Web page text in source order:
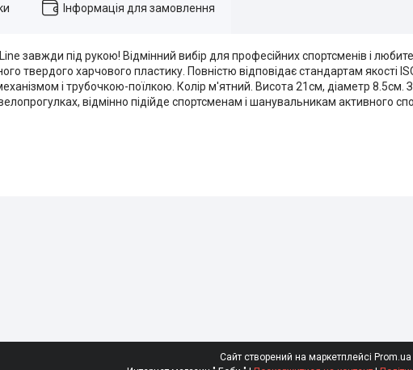
Інформація для замовлення
завжди під рукою! Відмінний вибір для професійних спортсменів і
твердого харчового пластику. Повністю відповідає стандартам якості
і трубочкою-поїлкою. Колір м'ятний. Висота 21см, діаметр 8.5см.
відмінно підійде спортсменам і шанувальникам активного
Сайт створений на маркетплейсі Prom.ua